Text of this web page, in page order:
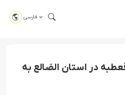
فارسی
در استان الضالع به